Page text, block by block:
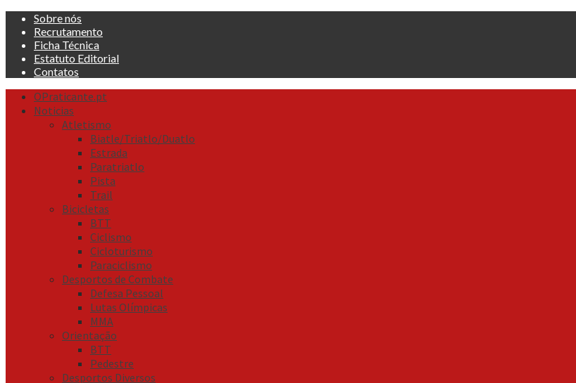
Skip
content
Sobre nós
Recrutamento
Ficha Técnica
Estatuto Editorial
Contatos
Primary
Menu
OPraticante.pt
Noticias
Atletismo
Biatle/Triatlo/Duatlo
Estrada
Paratriatlo
Pista
Trail
Bicicletas
BTT
Ciclismo
Cicloturismo
Paraciclismo
Desportos de Combate
Defesa Pessoal
Lutas Olímpicas
MMA
Orientação
BTT
Pedestre
Desportos Diversos